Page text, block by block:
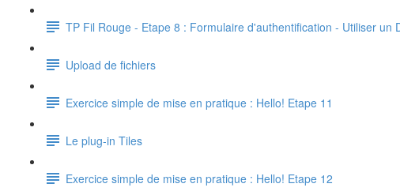
TP Fil Rouge - Etape 8 : Formulaire d'authentification - Utiliser un
Upload de fichiers
Exercice simple de mise en pratique : Hello! Etape 11
Le plug-in Tiles
Exercice simple de mise en pratique : Hello! Etape 12